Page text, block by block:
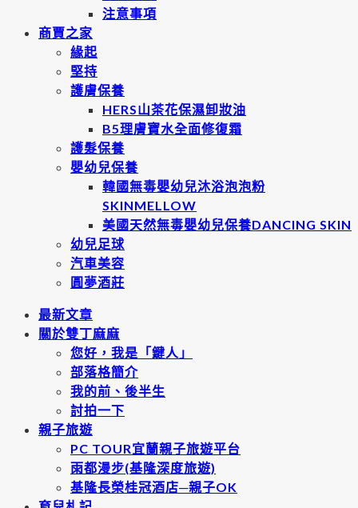
注意事項
商賈之家
緣起
堅持
護膚保養
HERS山茶花保濕卸妝油
B5理膚寶水全面修復霜
護髮保養
嬰幼兒保養
韓國無毒嬰幼兒沐浴泡泡粉
SKINMELLOW
美國天然無毒嬰幼兒保養DANCING SKIN
幼兒足球
汽車美容
圓夢酒莊
最新文章
關於雙丁麻麻
您好，我是「鍵人」
部落格簡介
我的前、後半生
討拍一下
親子旅遊
PC TOUR宜蘭親子旅遊平台
雨都漫步(基隆深度旅遊)
基隆長榮桂冠酒店─親子OK